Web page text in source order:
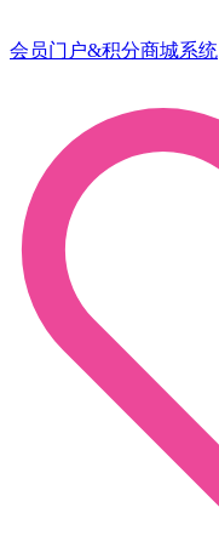
会员门户&积分商城系统